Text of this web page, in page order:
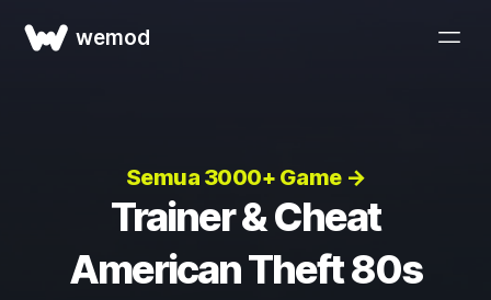
wemod
Semua 3000+ Game →
Trainer & Cheat
American Theft 80s